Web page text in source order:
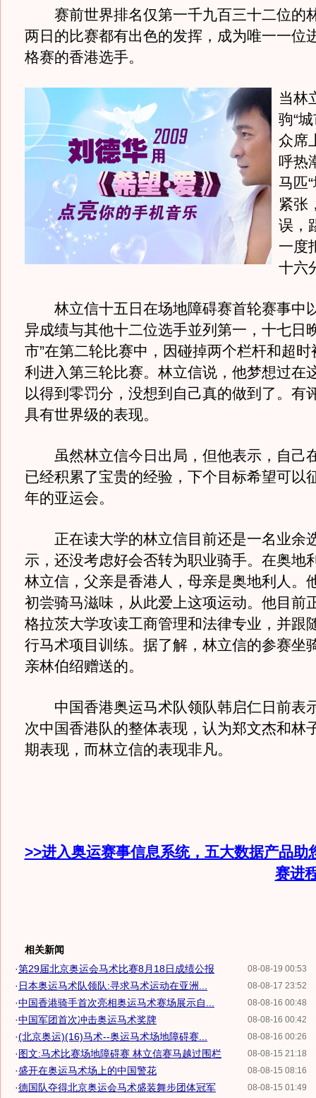
赛前世界排名仅第一千九百三十二位的
两日的比赛都有出色的发挥，成为唯一一位
格赛的香港选手。
当林
驹“
众席
呼热
马匹
紧张
误，
一度
十六
林立信十五日在场地障碍赛首轮赛事中以
异成绩与其他十二位选手並列第一，十七日
市”在第二轮比赛中，因碰掉两个栏杆和超
利进入第三轮比赛。林立信说，他梦想过在
以得到零罚分，没想到自己真的做到了。有
具有世界级的表现。
虽然林立信今日出局，但他表示，自己
已经积累了宝贵的经验，下个目标希望可以
年的亚运会。
正在读大学的林立信目前还是一名业余
示，还没考虑好会否转为职业骑手。在奥地
林立信，父亲是香港人，母亲是奥地利人。
初尝骑马滋味，从此爱上这项运动。他目前
格拉茨大学攻读工商管理和法律专业，并跟
行马术项目训练。据了解，林立信的参赛坐
亲林伯绍赠送的。
中国香港奥运马术队领队韩启仁日前表
次中国香港队的整体表现，认为郑文杰和林
期表现，而林立信的表现非凡。
>>进入奥运赛事信息系统，五大数据产品助
赛进
相关新闻
08-08-19 00:53
·第29届北京奥运会马术比赛8月18日成绩公报
08-08-17 23:52
· 日本奥运马术队领队:寻求马术运动在亚洲...
08-08-16 00:48
·中国香港骑手首次亮相奥运马术赛场展示自...
08-08-16 00:42
·中国军团首次冲击奥运马术奖牌
08-08-16 00:26
·(北京奥运)(16)马术--奥运马术场地障碍赛...
08-08-15 21:18
·图文:马术比赛场地障碍赛 林立信赛马越过围栏
08-08-15 08:16
·盛开在奥运马术场上的中国警花
08-08-15 01:49
·德国队夺得北京奥运会马术盛装舞步团体冠军